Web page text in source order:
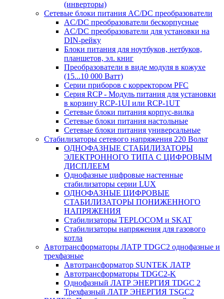
(инверторы)
Сетевые блоки питания AC/DC преобразователи
AC/DC преобразователи бескорпусные
AC/DC преобразователи для установки на
DIN-рейку
Блоки питания для ноутбуков, нетбуков,
планшетов, эл. книг
Преобразователи в виде модуля в кожухе
(15...10 000 Ватт)
Серии приборов с корректором PFC
Серия RCP - Модуль питания для установки
в корзину RCP-1UI или RCP-1UT
Сетевые блоки питания корпус-вилка
Сетевые блоки питания настольные
Сетевые блоки питания универсальные
Стабилизаторы сетевого напряжения 220 Вольт
ОДНОФАЗНЫЕ СТАБИЛИЗАТОРЫ
ЭЛЕКТРОННОГО ТИПА С ЦИФРОВЫМ
ДИСПЛЕЕМ
Однофазные цифровые настенные
стабилизаторы серии LUX
ОДНОФАЗНЫЕ ЦИФРОВЫЕ
СТАБИЛИЗАТОРЫ ПОНИЖЕННОГО
НАПРЯЖЕНИЯ
Стабилизаторы TEPLOCOM и SKAT
Стабилизаторы напряжения для газового
котла
Автотрансформаторы ЛАТР TDGC2 однофазные и
трехфазные
Автотрансформатор SUNTEK ЛАТР
Автотрансформаторы TDGC2-K
Однофазный ЛАТР ЭНЕРГИЯ TDGC 2
Трехфазный ЛАТР ЭНЕРГИЯ TSGC2